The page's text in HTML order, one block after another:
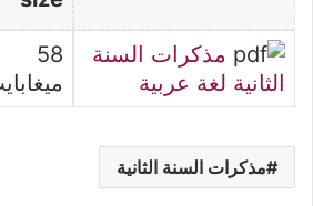
مذكرات السنة
الثانية لغة عربية
58
مذكرات السنة الثانية